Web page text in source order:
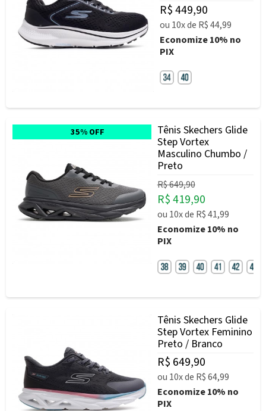
R$ 449,90
ou 10xde R$ 44,99
Economize10% no
PIX
35% OFF
Tênis Skechers Glide
Step Vortex
Masculino Chumbo /
Preto
R$ 649,90
R$ 419,90
ou 10xde R$ 41,99
Economize10% no
PIX
Tênis Skechers Glide
Step Vortex Feminino
Preto / Branco
R$ 649,90
ou 10xde R$ 64,99
Economize10% no
PIX